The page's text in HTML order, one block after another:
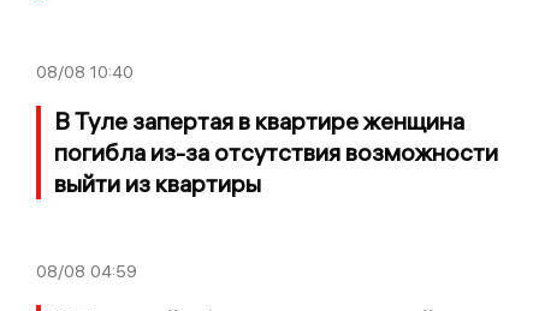
08/08 10:40
В Туле запертая в квартире женщина
погибла из-за отсутствия возможности
выйти из квартиры
08/08 04:59